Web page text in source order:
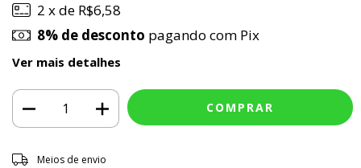
2 x de R$6,58
8% de desconto pagando com Pix
Ver mais detalhes
Entregas para o CEP:
Meios de envio